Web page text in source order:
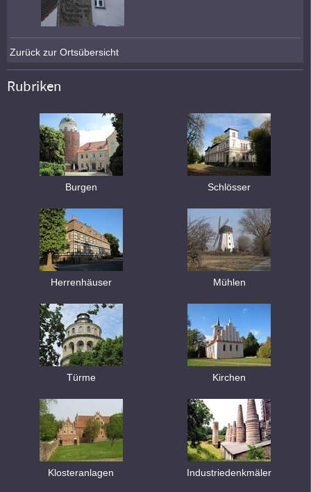
Zurück zur Ortsübersicht
Rubriken
Burgen Schlösser
Herrenhäuser Mühlen
Türme Kirchen
Klosteranlagen Industriedenkmäler